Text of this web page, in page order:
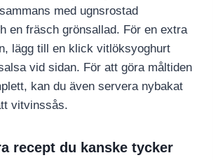
med ugnsrostad
en fräsch grönsallad. För en extra
lägg till en klick vitlöksyoghurt
vid sidan. För att göra måltiden
kan du även servera nybakat
vitvinssås.
recept du kanske tycker